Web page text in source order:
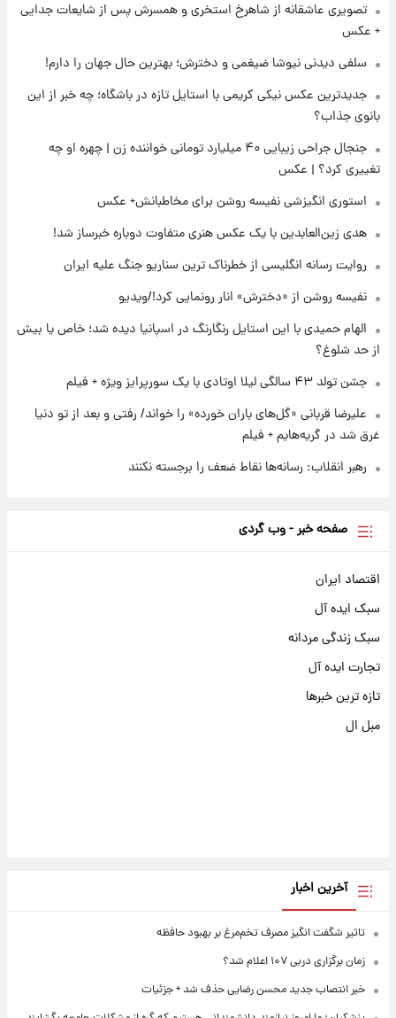
فال قهوه روزانه یکشنبه ۱۸ مرداد ماه ۱۴۰۵
فال روزانه واقعی یکشنبه ۱۸ مرداد ۱۴۰۵
جدول
لیونل مسی عزادار شد! + جزئیات
تصویری عاشقانه از شاهرخ استخری و همسرش پس از شایعات جدایی
+ عکس
سلفی دیدنی نیوشا ضیغمی و دخترش؛ بهترین حال جهان را دارم!
جدیدترین عکس نیکی کریمی با استایل تازه در باشگاه؛ چه خبر از این
بانوی جذاب؟
جنجال جراحی زیبایی ۴۰ میلیارد تومانی خواننده زن | چهره او چه
تغییری کرد؟ | عکس
استوری انگیزشی نفیسه روشن برای مخاطبانش+ عکس
هدی زین‌العابدین با یک عکس هنری متفاوت دوباره خبرساز شد!
روایت رسانه انگلیسی از خطرناک ترین سناریو جنگ علیه ایران
نفیسه روشن از «دخترش» انار رونمایی کرد!/ویدیو
الهام حمیدی با این استایل رنگارنگ در اسپانیا دیده شد؛ خاص یا بیش
از حد شلوغ؟
جشن تولد ۴۳ سالگی لیلا اوتادی با یک سورپرایز ویژه + فیلم
علیرضا قربانی «گل‌های باران خورده» را خواند/ رفتی و بعد از تو دنیا
غرق شد در گریه‌هایم + فیلم
رهبر انقلاب: رسانه‌ها نقاط ضعف را برجسته نکنند
صفحه خبر - وب گردی
اقتصاد ایران
سبک ایده آل
سبک زندگی مردانه
تجارت ایده آل
تازه ترین خبرها
مبل ال
آخرین اخبار
تاثیر شگفت انگیز مصرف تخم‌مرغ بر بهبود حافظه
زمان برگزاری دربی ۱۰۷ اعلام شد؟
خبر انتصاب جدید محسن رضایی حذف شد + جزئیات